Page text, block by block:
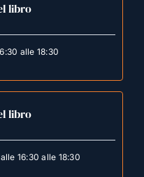
libro
alle 18:30
libro
16:30 alle 18:30